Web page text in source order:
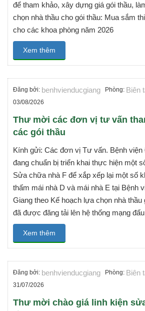
để tham khảo, xây dựng giá gói thầu,
chọn nhà thầu cho gói thầu: Mua sắm
cho các khoa phòng năm 2026
Xem thêm
Đăng bởi: benhvienducgiang Phòng: Biên
03/08/2026
Thư mời các đơn vị tư vấn
các gói thầu
Kính gửi: Các đơn vị Tư vấn. Bệnh
đang chuẩn bị triển khai thực hiện một
Sửa chữa nhà F để xắp xếp lại một số
thấm mái nhà D và mái nhà E tại Bệnh
Giang theo Kế hoạch lựa chọn nhà thầu
đã được đăng tải lên hệ thống mạng
Xem thêm
Đăng bởi: benhvienducgiang Phòng: Biên
31/07/2026
Thư mời chào giá linh kiện